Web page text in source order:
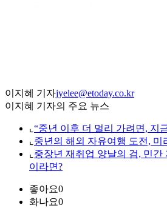
이지혜 기자jyelee@etoday.co.kr
이지혜 기자의 주요 뉴스
⌞ “중년 이후 더 멀리 가려면, 지
⌞ 중년의 해외 자유여행 도전, 미
⌞ 중장년 재취업 양날의 검, 민간
이라면?
좋아요0
화나요0